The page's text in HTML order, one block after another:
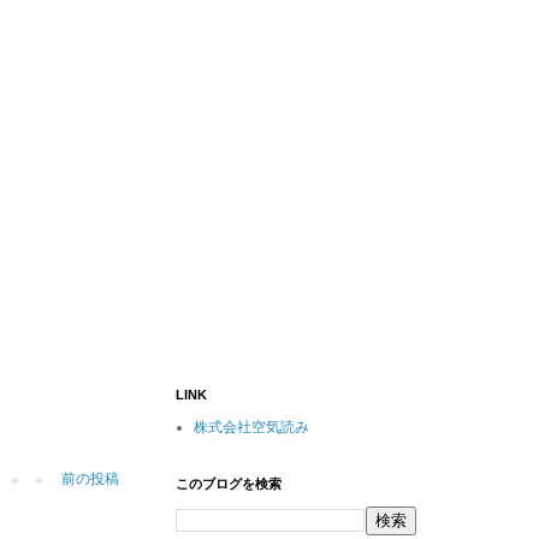
前の投稿
LINK
株式会社空気読み
このブログを検索